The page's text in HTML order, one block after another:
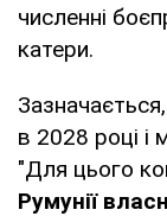
численні
катери.
в 2028 році
"Для цього
Румунії